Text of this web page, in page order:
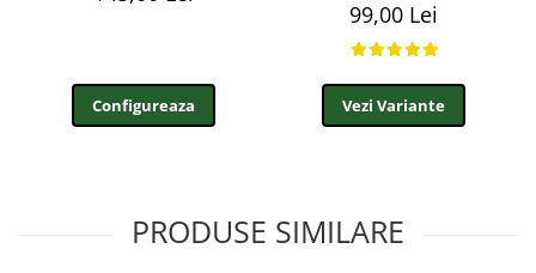
Configureaza
99,00 Lei
Vezi Variante
PRODUSE SIMILARE